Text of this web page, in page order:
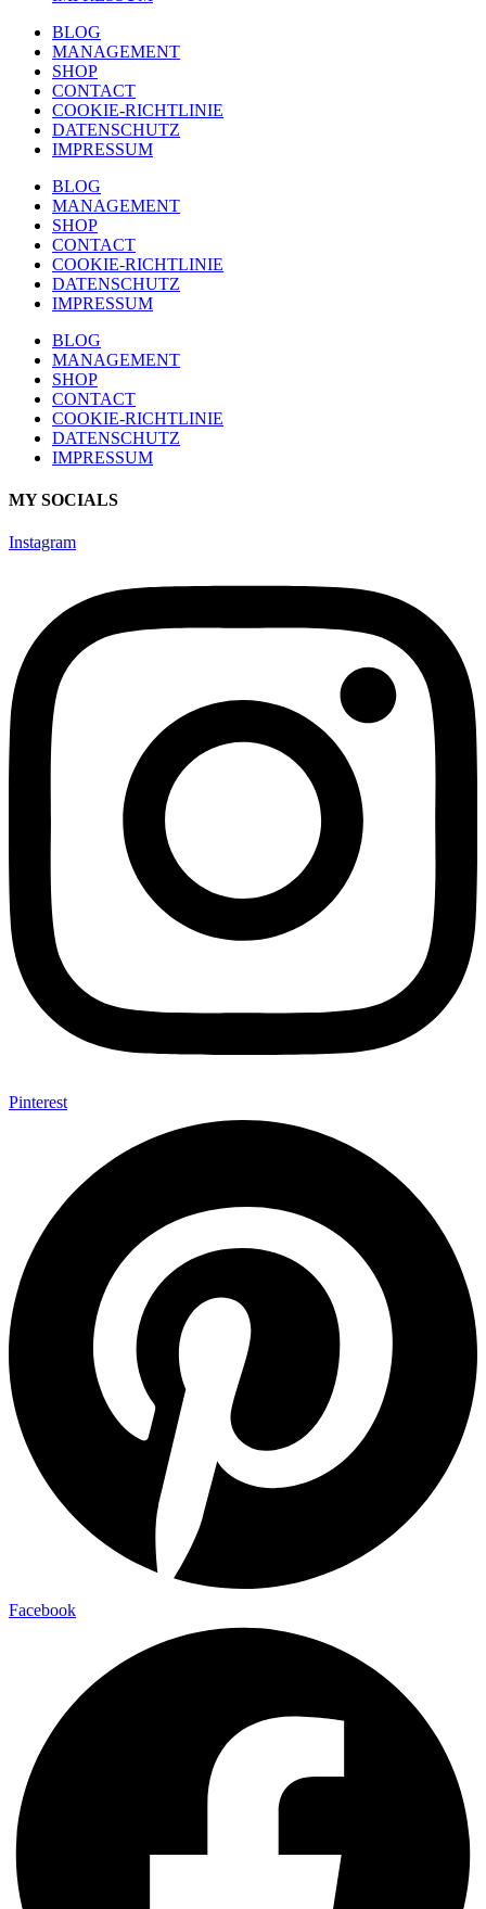
BLOG
MANAGEMENT
SHOP
CONTACT
COOKIE-RICHTLINIE
DATENSCHUTZ
IMPRESSUM
BLOG
MANAGEMENT
SHOP
CONTACT
COOKIE-RICHTLINIE
DATENSCHUTZ
IMPRESSUM
BLOG
MANAGEMENT
SHOP
CONTACT
COOKIE-RICHTLINIE
DATENSCHUTZ
IMPRESSUM
MY SOCIALS
Instagram
Pinterest
Facebook